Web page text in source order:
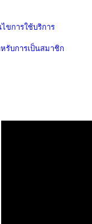
ขการใช้บริการ
รับการเป็นสมาชิก